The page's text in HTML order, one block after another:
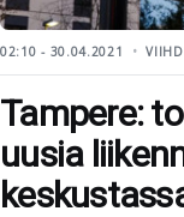
02:10 - 30.04.2021
Tampere:
uusia